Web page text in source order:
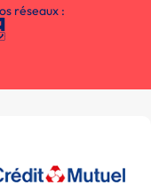
réseaux :